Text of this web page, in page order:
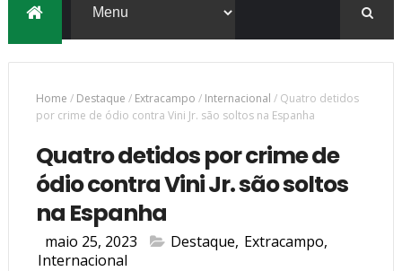
Home / Destaque / Extracampo / Internacional / Quatro detidos
por crime de ódio contra Vini Jr. são soltos na Espanha
Quatro detidos por crime de
ódio contra Vini Jr. são soltos
na Espanha
maio 25, 2023 Destaque, Extracampo,
Internacional